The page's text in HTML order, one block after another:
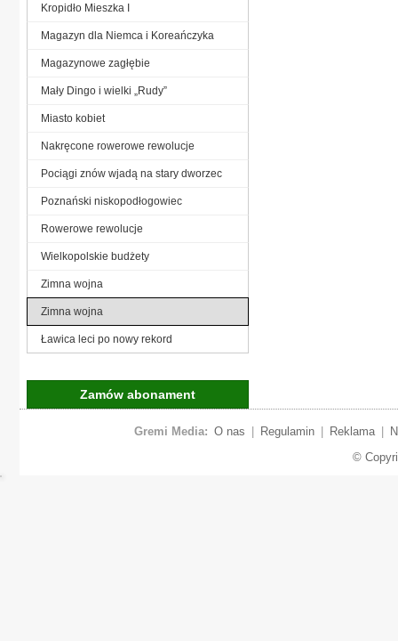
Kropidło Mieszka I
Magazyn dla Niemca i Koreańczyka
Magazynowe zagłębie
Mały Dingo i wielki „Rudy”
Miasto kobiet
Nakręcone rowerowe rewolucje
Pociągi znów wjadą na stary dworzec
Poznański niskopodłogowiec
Rowerowe rewolucje
Wielkopolskie budżety
Zimna wojna
Zimna wojna
Ławica leci po nowy rekord
Zamów abonament
Gremi Media: O nas Regulamin Reklama
©